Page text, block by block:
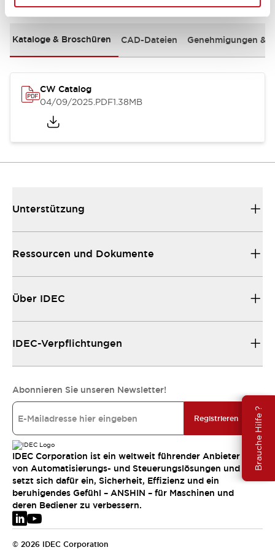
Brauche Hilfe ?
Kataloge & Broschüren CAD-Dateien Genehmigungen &
CW Catalog
04/09/2025.PDF1.38MB
Unterstützung
Ressourcen und Dokumente
Über IDEC
IDEC-Verpflichtungen
Abonnieren Sie unseren Newsletter!
Registrieren
IDEC Corporation ist ein weltweit führender Anbieter
von Automatisierungs- und Steuerungslösungen und
setzt sich dafür ein, Sicherheit, Effizienz und ein
beruhigendes Gefühl – ANSHIN – für Maschinen und
deren Bediener zu verbessern.
© 2026 IDEC Corporation